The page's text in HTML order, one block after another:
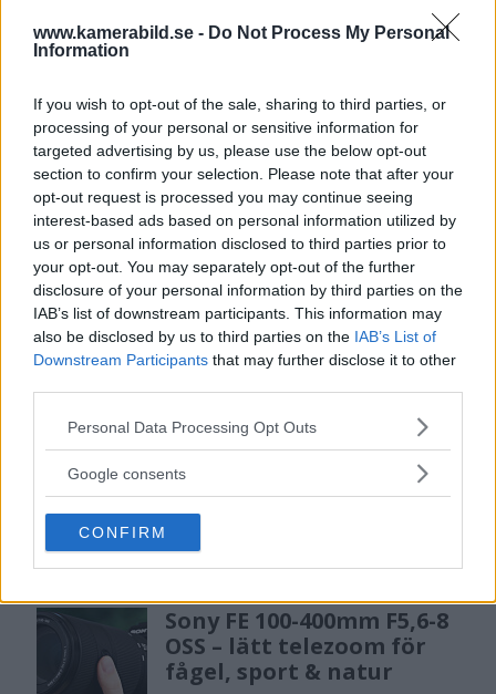
www.kamerabild.se - Do Not Process My Personal
Information
If you wish to opt-out of the sale, sharing to third parties, or
processing of your personal or sensitive information for
targeted advertising by us, please use the below opt-out
section to confirm your selection. Please note that after your
opt-out request is processed you may continue seeing
interest-based ads based on personal information utilized by
us or personal information disclosed to third parties prior to
your opt-out. You may separately opt-out of the further
disclosure of your personal information by third parties on the
IAB’s list of downstream participants. This information may
also be disclosed by us to third parties on the IAB’s List of
Downstream Participants that may further disclose it to other
Please note that this website/app uses one or more Google
not limited to your visit or usage behaviour. You may click to
use your data for below specified purposes in below Google
consent section.
Personal Data Processing Opt Outs
Google consents
CONFIRM
MEST LÄST JUST NU
DJI Osmo Pocket 4P
släppt – får 10-bitars D-
Log 2 & 3x optisk zoom
Sony lägger bud på
Tamron – kan vara värt
12 miljarder kronor
OM System lanserar
gratislån av kameror &
Sony FE 100-400mm F5,6-8
OSS – lätt telezoom för
fågel, sport & natur